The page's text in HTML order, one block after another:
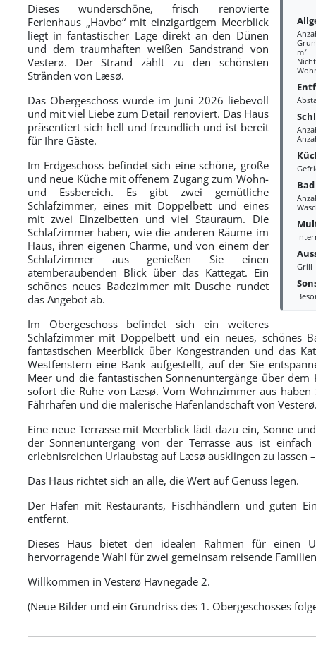
m²
Bad
Grill
Dieses wunderschöne, frisch renovierte
Ferienhaus „Havbo“ mit einzigartigem Meerblick
liegt in fantastischer Lage direkt an den Dünen
und dem traumhaften weißen Sandstrand von
Vesterø. Der Strand zählt zu den schönsten
Stränden von Læsø.
Das Obergeschoss wurde im Juni 2026 liebevoll
und mit viel Liebe zum Detail renoviert. Das Haus
präsentiert sich hell und freundlich und ist bereit
für Ihre Gäste.
Im Erdgeschoss befindet sich eine schöne, große
und neue Küche mit offenem Zugang zum Wohn-
und Essbereich. Es gibt zwei gemütliche
Schlafzimmer, eines mit Doppelbett und eines
mit zwei Einzelbetten und viel Stauraum. Die
Schlafzimmer haben, wie die anderen Räume im
Haus, ihren eigenen Charme, und von einem der
Schlafzimmer aus genießen Sie einen
atemberaubenden Blick über das Kattegat. Ein
schönes neues Badezimmer mit Dusche rundet
das Angebot ab.
Im Obergeschoss befindet sich ein weiteres
Schlafzimmer mit Doppelbett und ein neues, schönes
fantastischen Meerblick über Kongestranden und das
Westfenstern eine Bank aufgestellt, auf der Sie
Meer und die fantastischen Sonnenuntergänge über
sofort die Ruhe von Læsø. Vom Wohnzimmer aus
Fährhafen und die malerische Hafenlandschaft von
Eine neue Terrasse mit Meerblick lädt dazu ein, Sonne
der Sonnenuntergang von der Terrasse aus ist
erlebnisreichen Urlaubstag auf Læsø ausklingen zu lassen
Das Haus richtet sich an alle, die Wert auf Genuss legen.
Der Hafen mit Restaurants, Fischhändlern und guten
entfernt.
Dieses Haus bietet den idealen Rahmen für einen
hervorragende Wahl für zwei gemeinsam reisende
Willkommen in Vesterø Havnegade 2.
(Neue Bilder und ein Grundriss des 1. Obergeschosses